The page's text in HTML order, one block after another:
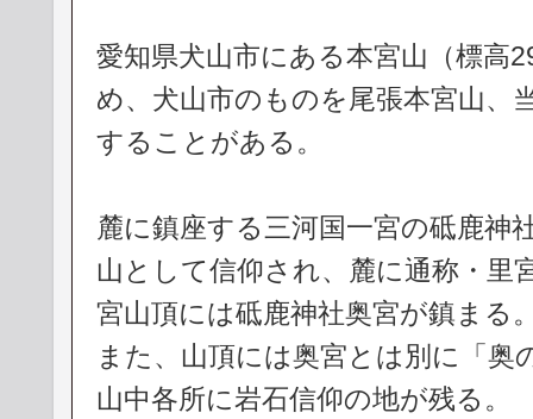
愛知県犬山市にある本宮山（標高
め、犬山市のものを尾張本宮山、
することがある。
麓に鎮座する三河国一宮の砥鹿神
山として信仰され、麓に通称・里
宮山頂には砥鹿神社奥宮が鎮まる
また、山頂には奥宮とは別に「奥
山中各所に岩石信仰の地が残る。